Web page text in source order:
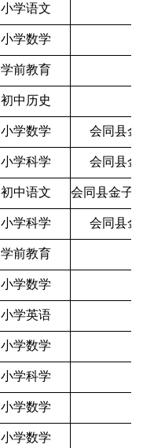
小学语文
小学数学
学前教育
初中历史
小学数学 会同县金
小学科学 会同县金
初中语文 会同县金子
小学科学 会同县金
学前教育
小学数学
小学英语
小学数学
小学科学
小学数学
小学数学